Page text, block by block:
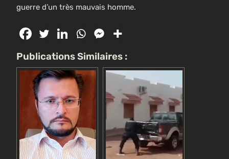
guerre d’un très mauvais homme.
Publications Similaires :